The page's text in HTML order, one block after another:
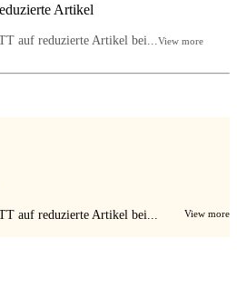
Artikel
auf reduzierte Artikel bei... View more
auf reduzierte Artikel bei... View more